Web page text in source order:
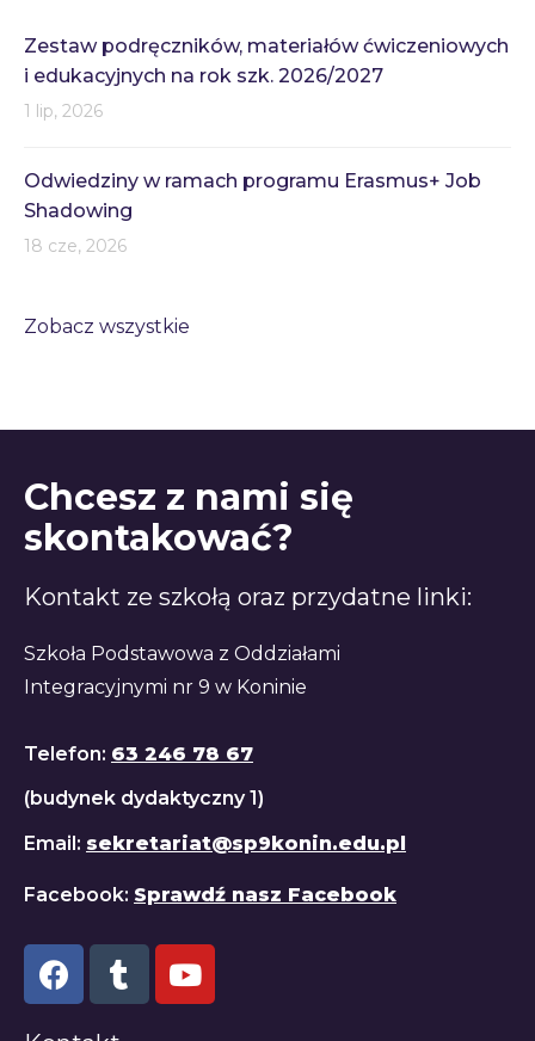
Zestaw podręczników, materiałów ćwiczeniowych
i edukacyjnych na rok szk. 2026/2027
1 lip, 2026
Odwiedziny w ramach programu Erasmus+ Job
Shadowing
18 cze, 2026
Zobacz wszystkie
Chcesz z nami się
skontakować?
Kontakt ze szkołą oraz przydatne linki:
Szkoła Podstawowa z Oddziałami
Integracyjnymi nr 9 w Koninie
Telefon: 63 246 78 67
(budynek dydaktyczny 1)
Email: sekretariat@sp9konin.edu.pl
Facebook: Sprawdź nasz Facebook